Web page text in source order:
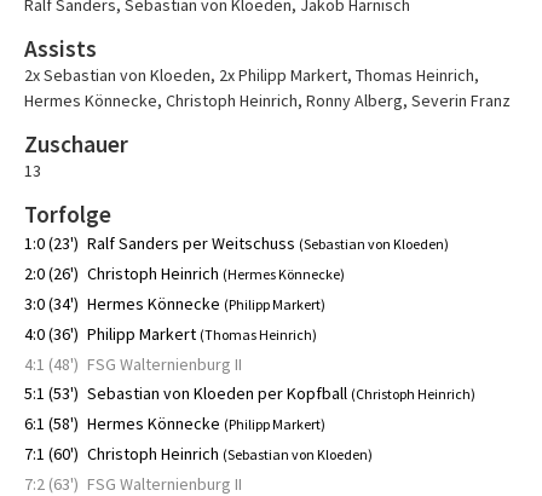
Ralf Sanders, Sebastian von Kloeden, Jakob Harnisch
Assists
2x Sebastian von Kloeden, 2x Philipp Markert, Thomas Heinrich,
Hermes Könnecke, Christoph Heinrich, Ronny Alberg, Severin Franz
Zuschauer
13
Torfolge
1:0 (23') Ralf Sanders per Weitschuss (Sebastian von Kloeden)
2:0 (26') Christoph Heinrich (Hermes Könnecke)
3:0 (34') Hermes Könnecke (Philipp Markert)
4:0 (36') Philipp Markert (Thomas Heinrich)
4:1 (48') FSG Walternienburg II
5:1 (53') Sebastian von Kloeden per Kopfball (Christoph Heinrich)
6:1 (58') Hermes Könnecke (Philipp Markert)
7:1 (60') Christoph Heinrich (Sebastian von Kloeden)
7:2 (63') FSG Walternienburg II